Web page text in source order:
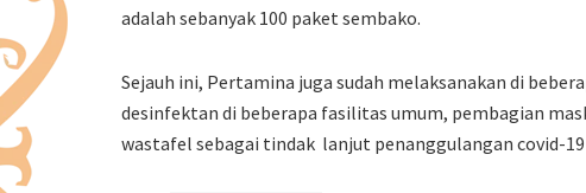
adalah sebanyak 100 paket sembako.
Sejauh ini, Pertamina juga sudah melaksanakan di
desinfektan di beberapa fasilitas umum, pembagian
wastafel sebagai tindak lanjut penanggulangan covid-19